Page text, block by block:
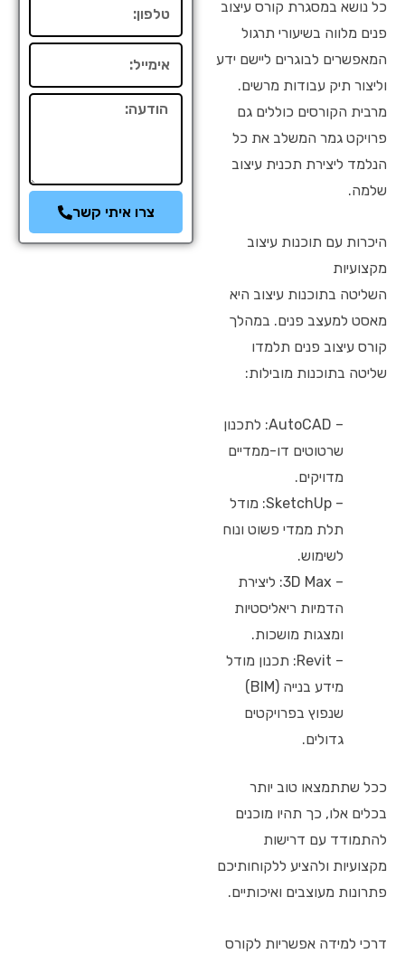
כל נושא במסגרת קורס עיצוב
פנים מלווה בשיעורי תרגול
המאפשרים לבוגרים ליישם ידע
וליצור תיק עבודות מרשים.
מרבית הקורסים כוללים גם
פרויקט גמר המשלב את כל
הנלמד ליצירת תכנית עיצוב
שלמה.
היכרות עם תוכנות עיצוב
מקצועיות
השליטה בתוכנות עיצוב היא
מאסט למעצב פנים. במהלך
קורס עיצוב פנים תלמדו
שליטה בתוכנות מובילות:
– AutoCAD: לתכנון
שרטוטים דו-ממדיים
מדויקים.
– SketchUp: מודל
תלת ממדי פשוט ונוח
לשימוש.
– 3D Max: ליצירת
הדמיות ריאליסטיות
ומצגות מושכות.
– Revit: תכנון מודל
מידע בנייה (BIM)
שנפוץ בפרויקטים
גדולים.
ככל שתתמצאו טוב יותר
בכלים אלו, כך תהיו מוכנים
להתמודד עם דרישות
מקצועיות ולהציע ללקוחותיכם
פתרונות מעוצבים ואיכותיים.
דרכי למידה אפשריות לקורס
הודעה
צרו איתי קשר